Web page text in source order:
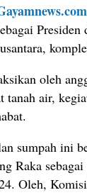
oleh
tanah air,
sumpah ini
Raka
Oleh,